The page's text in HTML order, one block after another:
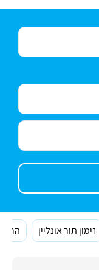
זימון תור אונליין